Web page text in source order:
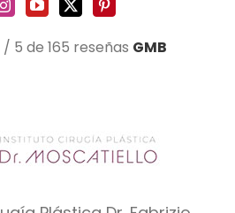
/ 5 de 165 reseñas GMB